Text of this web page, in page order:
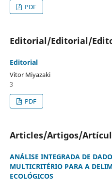
PDF
Editorial/Editorial/
Editorial
Vitor Miyazaki
3
PDF
Articles/Artigos/
ANÁLISE INTEGRADA DE
MULTICRITÉRIO PARA A
ECOLÓGICOS